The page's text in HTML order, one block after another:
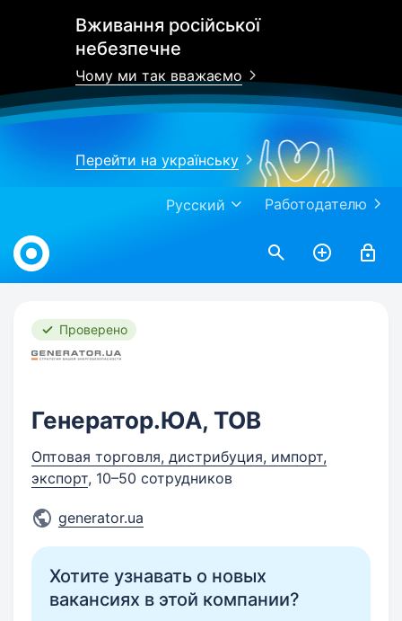
Вживання російської
небезпечне
Чому ми так вважаємо
Перейти на українську
Работодателю
Русский
Work.ua
Проверено
Генератор.ЮА, ТОВ
Оптовая торговля, дистрибуция, импорт,
экспорт, 10–50 сотрудников
generator.ua
Хотите узнавать о новых
вакансиях в этой компании?